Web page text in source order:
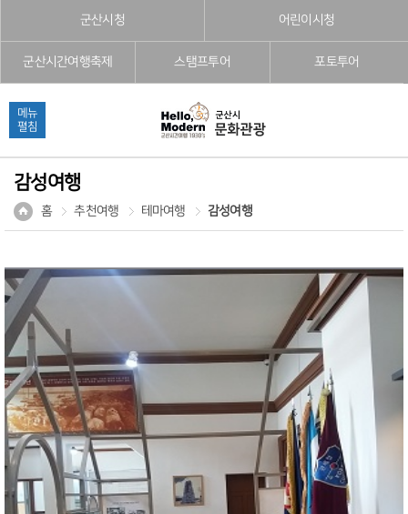
군산시청 어린이시청
군산시간여행축제 스탬프투어 포토투어
메뉴
펼침
감성여행
홈 추천여행 테마여행 감성여행